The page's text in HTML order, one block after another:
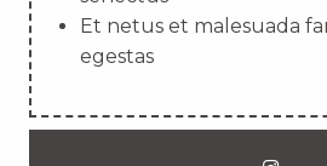
Et netus et malesuada
egestas